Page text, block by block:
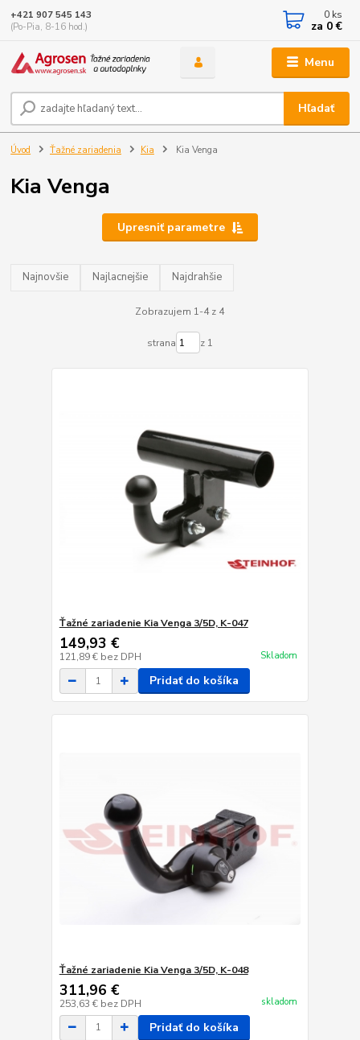
Menu
Hľadať
+421 907 545 143
(Po-Pia, 8-16 hod.)
0 ks
za 0 €
Úvod Ťažné zariadenia Kia Kia Venga
Kia Venga
Upresniť parametre
Najnovšie Najlacnejšie Najdrahšie
Zobrazujem 1-4 z 4
strana z 1
Ťažné zariadenie Kia Venga 3/5D, K-047
149,93 €
121,89 € bez DPH Skladom
Pridať do košíka
Ťažné zariadenie Kia Venga 3/5D, K-048
311,96 €
253,63 € bez DPH skladom
Pridať do košíka